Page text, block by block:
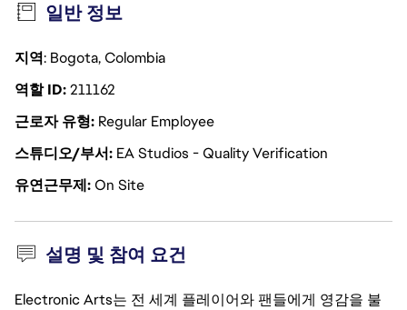
일반 정보
지역: Bogota, Colombia
역할 ID211162
근로자 유형 Regular Employee
스튜디오/부서 EA Studios - Quality Verification
유연근무제On Site
설명 및 참여 요건
Electronic Arts는 전 세계 플레이어와 팬들에게 영감을 불